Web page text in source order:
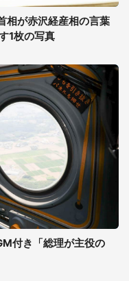
相が赤沢経産相の言葉
1枚の写真
付き「総理が主役の